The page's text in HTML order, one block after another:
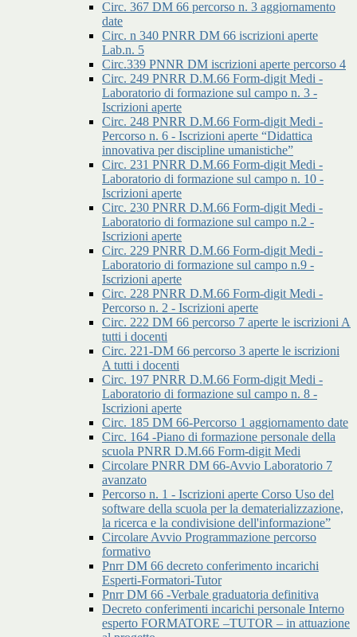
Circ. 367 DM 66 percorso n. 3 aggiornamento
date
Circ. n 340 PNRR DM 66 iscrizioni aperte
Lab.n. 5
Circ.339 PNNR DM iscrizioni aperte percorso 4
Circ. 249 PNRR D.M.66 Form-digit Medi -
Laboratorio di formazione sul campo n. 3 -
Iscrizioni aperte
Circ. 248 PNRR D.M.66 Form-digit Medi -
Percorso n. 6 - Iscrizioni aperte “Didattica
innovativa per discipline umanistiche”
Circ. 231 PNRR D.M.66 Form-digit Medi -
Laboratorio di formazione sul campo n. 10 -
Iscrizioni aperte
Circ. 230 PNRR D.M.66 Form-digit Medi -
Laboratorio di formazione sul campo n.2 -
Iscrizioni aperte
Circ. 229 PNRR D.M.66 Form-digit Medi -
Laboratorio di formazione sul campo n.9 -
Iscrizioni aperte
Circ. 228 PNRR D.M.66 Form-digit Medi -
Percorso n. 2 - Iscrizioni aperte
Circ. 222 DM 66 percorso 7 aperte le iscrizioni A
tutti i docenti
Circ. 221-DM 66 percorso 3 aperte le iscrizioni
A tutti i docenti
Circ. 197 PNRR D.M.66 Form-digit Medi -
Laboratorio di formazione sul campo n. 8 -
Iscrizioni aperte
Circ. 185 DM 66-Percorso 1 aggiornamento date
Circ. 164 -Piano di formazione personale della
scuola PNRR D.M.66 Form-digit Medi
Circolare PNRR DM 66-Avvio Laboratorio 7
avanzato
Percorso n. 1 - Iscrizioni aperte Corso Uso del
software della scuola per la dematerializzazione,
la ricerca e la condivisione dell'informazione”
Circolare Avvio Programmazione percorso
formativo
Pnrr DM 66 decreto conferimento incarichi
Esperti-Formatori-Tutor
Pnrr DM 66 -Verbale graduatoria definitiva
Decreto conferimenti incarichi personale Interno
esperto FORMATORE –TUTOR – in attuazione